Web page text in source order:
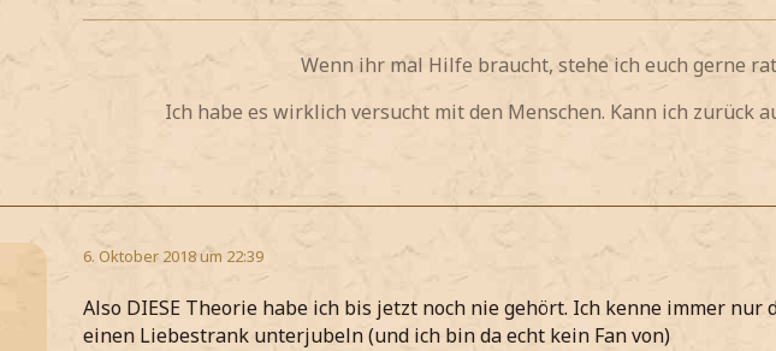
Wenn ihr mal Hilfe braucht, stehe ich euch gerne
Ich habe es wirklich versucht mit den Menschen. Kann ich zurück
6. Oktober 2018 um 22:39
Also DIESE Theorie habe ich bis jetzt noch nie gehört. Ich kenne immer nur
einen Liebestrank unterjubeln (und ich bin da echt kein Fan von)